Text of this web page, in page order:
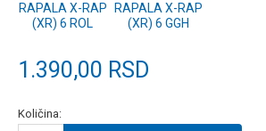
RAPALA X-RAP
(XR) 6 ROL
RAPALA X-RAP
(XR) 6 GGH
1.390,00 RSD
Količina: